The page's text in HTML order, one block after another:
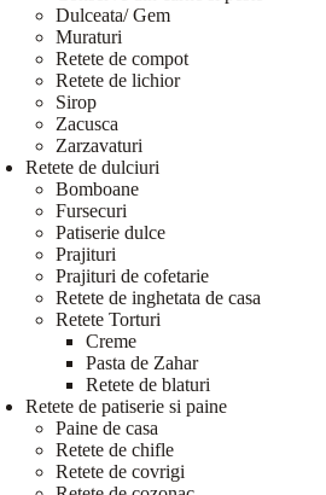
Dulceata/ Gem
Muraturi
Retete de compot
Retete de lichior
Sirop
Zacusca
Zarzavaturi
Retete de dulciuri
Bomboane
Fursecuri
Patiserie dulce
Prajituri
Prajituri de cofetarie
Retete de inghetata de casa
Retete Torturi
Creme
Pasta de Zahar
Retete de blaturi
Retete de patiserie si paine
Paine de casa
Retete de chifle
Retete de covrigi